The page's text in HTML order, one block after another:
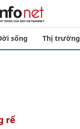
sống Thị trường
rể